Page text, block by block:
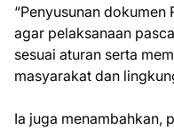
“Penyusunan dokumen
agar pelaksanaan
sesuai aturan serta
masyarakat dan
Ia juga menambahkan,